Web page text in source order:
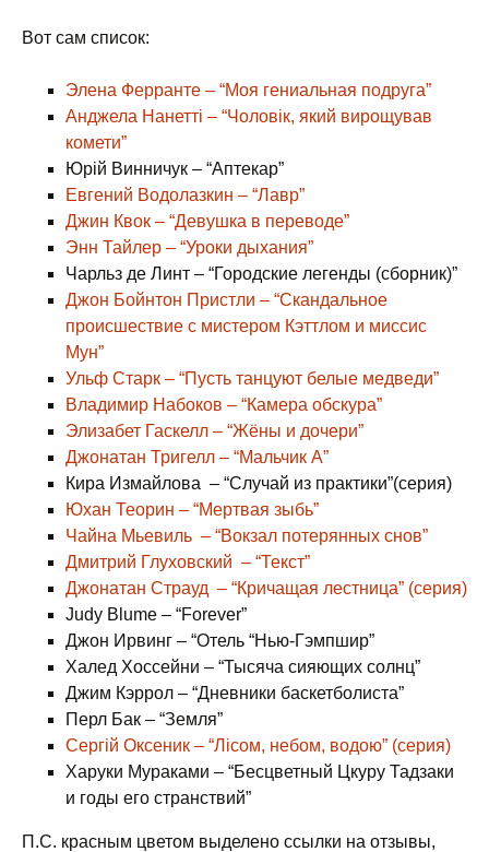
Вот сам список:
Элена Ферранте – “Моя гениальная подруга”
Анджела Нанетті – “Чоловік, який вирощував
комети”
Юрій Винничук – “Аптекар”
Евгений Водолазкин – “Лавр”
Джин Квок – “Девушка в переводе”
Энн Тайлер – “Уроки дыхания”
Чарльз де Линт – “Городские легенды (сборник)”
Джон Бойнтон Пристли – “Скандальное
происшествие с мистером Кэттлом и миссис
Мун”
Ульф Старк – “Пусть танцуют белые медведи”
Владимир Набоков – “Камера обскура”
Элизабет Гаскелл – “Жёны и дочери”
Джонатан Тригелл – “Мальчик А”
Кира Измайлова – “Случай из практики”(серия)
Юхан Теорин – “Мертвая зыбь”
Чайна Мьевиль – “Вокзал потерянных снов”
Дмитрий Глуховский – “Текст”
Джонатан Страуд – “Кричащая лестница” (серия)
Judy Blume – “Forever”
Джон Ирвинг – “Отель “Нью-Гэмпшир”
Халед Хоссейни – “Тысяча сияющих солнц”
Джим Кэррол – “Дневники баскетболиста”
Перл Бак – “Земля”
Сергій Оксеник – “Лісом, небом, водою” (серия)
Харуки Мураками – “Бесцветный Цкуру Тадзаки
и годы его странствий”
П.С. красным цветом выделено ссылки на отзывы,